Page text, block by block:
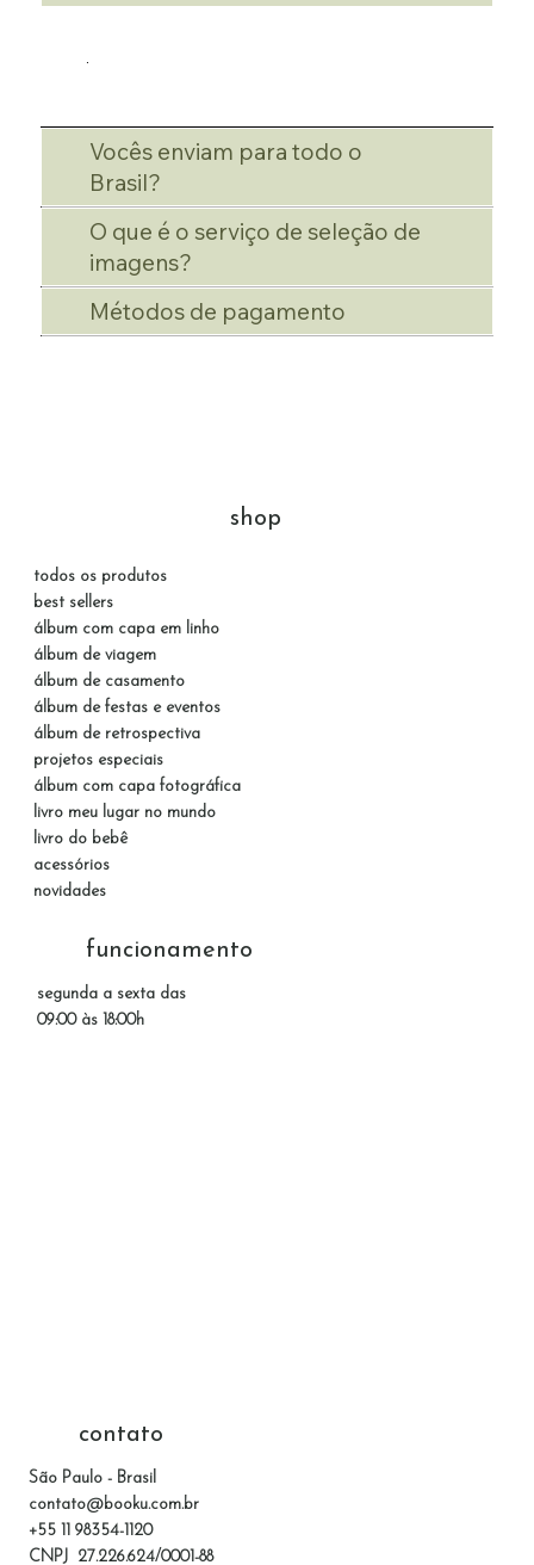
Vocês enviam para todo o
Brasil?
O que é o serviço de seleção de
imagens?
Métodos de pagamento
contato
São Paulo - Brasil
contato@booku.com.br
+55 11 98354-1120
CNPJ 27.226.624/0001-88
shop
todos os produtos
best sellers
álbum com capa em linho
álbum de viagem
álbum de casamento
álbum de festas e eventos
álbum de retrospectiva
projetos especiais
álbum com capa fotográfica
livro meu lugar no mundo
livro do bebê
acessórios
novidades
funcionamento
segunda a sexta das
09:00 às 18:00h